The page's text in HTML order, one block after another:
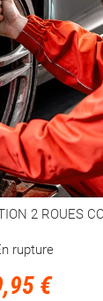
2 ROUES
rupture
€